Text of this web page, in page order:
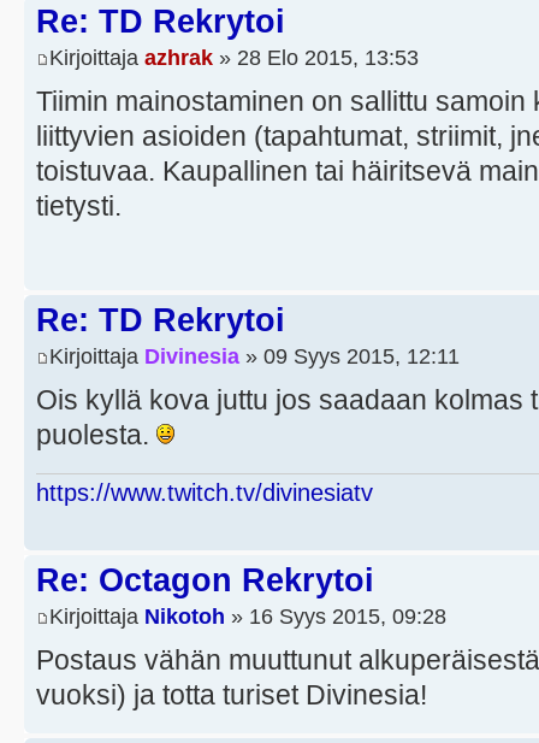
Re: TD Rekrytoi
Kirjoittaja azhrak » 28 Elo 2015, 13:53
Tiimin mainostaminen on sallittu
liittyvien asioiden (tapahtumat, striimit,
toistuvaa. Kaupallinen tai häiritsevä
tietysti.
Re: TD Rekrytoi
Kirjoittaja Divinesia » 09 Syys 2015, 12:11
Ois kyllä kova juttu jos saadaan kolmas
puolesta.
https://www.twitch.tv/divinesiatv
Re: Octagon Rekrytoi
Kirjoittaja Nikotoh » 16 Syys 2015, 09:28
Postaus vähän muuttunut
vuoksi) ja totta turiset Divinesia!